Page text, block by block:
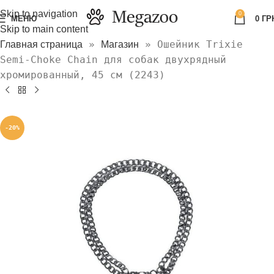
Skip to navigation
Skip to main content
МЕНЮ
0
0
Главная страница » Магазин » Ошейник Trixie
Semi-Choke Chain для собак двухрядный
хромированный, 45 см (2243)
-20%